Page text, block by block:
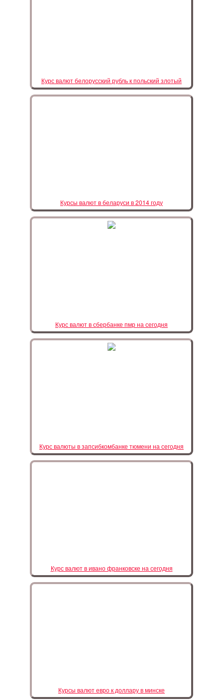
Курс валют белорусский рубль к польский злотый
Курсы валют в беларуси в 2014 году
Курс валют в сбербанке пмр на сегодня
Курс валюты в запсибкомбанке тюмени на сегодня
Курс валют в ивано франковске на сегодня
Курсы валют евро к доллару в минске